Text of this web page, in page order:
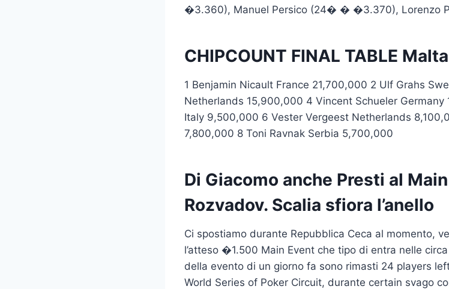
�3.360), Manuel Persico (24� � �3.370), Lorenzo
CHIPCOUNT FINAL TABLE
1 Benjamin Nicault France 21,700,000 2 Ulf Grahs
Netherlands 15,900,000 4 Vincent Schueler
Italy 9,500,000 6 Vester Vergeest Netherlands
7,800,000 8 Toni Ravnak Serbia 5,700,000
Di Giacomo anche Presti al
Rozvadov. Scalia sfiora l’anello
Ci spostiamo durante Repubblica Ceca al momento,
l’atteso �1.500 Main Event che tipo di entra nelle
della evento di un giorno fa sono rimasti 24 players
World Series of Poker Circuit, durante certain svago